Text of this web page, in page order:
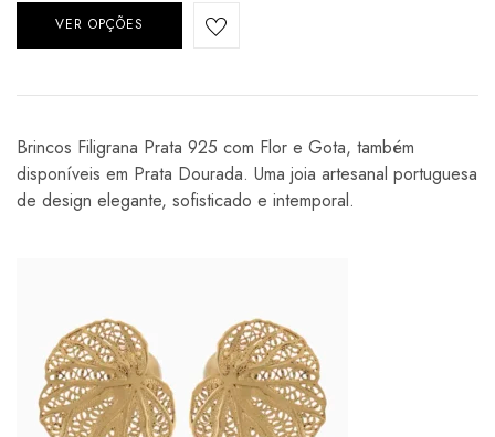
VER OPÇÕES
Brincos Filigrana Prata 925 com Flor e Gota, também
disponíveis em Prata Dourada. Uma joia artesanal portuguesa
de design elegante, sofisticado e intemporal.